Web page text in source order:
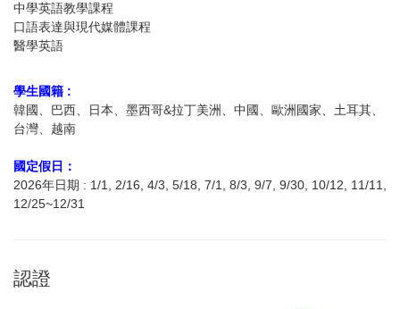
中學英語教學課程
口語表達與現代媒體課程
醫學英語
學生國籍 :
韓國、巴西、日本、墨西哥&拉丁美洲、中國、歐洲國家、土耳其、
台灣、越南
國定假日：
2026年日期 : 1/1, 2/16, 4/3, 5/18, 7/1, 8/3, 9/7, 9/30, 10/12, 11/11,
12/25~12/31
認證